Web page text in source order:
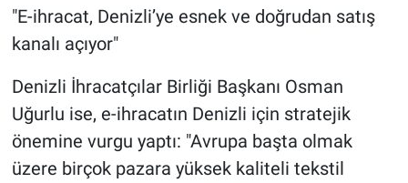
"E-ihracat, Denizli’ye esnek ve doğrudan satış
kanalı açıyor"
Denizli İhracatçılar Birliği Başkanı Osman
Uğurlu ise, e-ihracatın Denizli için stratejik
önemine vurgu yaptı: "Avrupa başta olmak
üzere birçok pazara yüksek kaliteli tekstil